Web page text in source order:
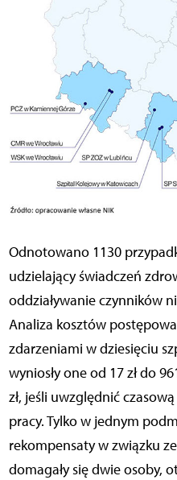
Odnotowano 1130
udzielający świadczeń
oddziaływanie czynników
Analiza kosztów
zdarzeniami w dziesięciu
wyniosły one od 17 zł do
zł, jeśli uwzględnić
pracy. Tylko w jednym
rekompensaty w związku
domagały się dwie osoby,